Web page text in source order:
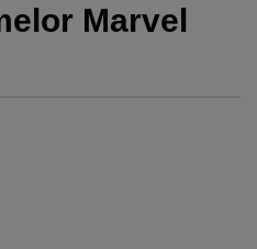
Marvel